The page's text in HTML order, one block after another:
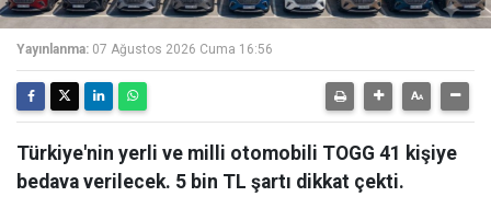
Yayınlanma: 07 Ağustos 2026 Cuma 16:56
Türkiye'nin yerli ve milli otomobili TOGG 41 kişiye
bedava verilecek. 5 bin TL şartı dikkat çekti.